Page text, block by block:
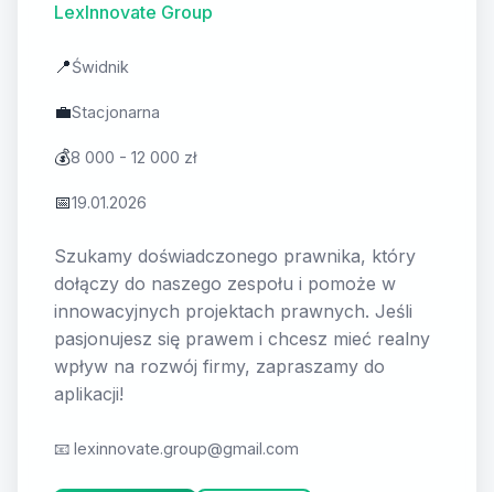
LexInnovate Group
📍Świdnik
💼Stacjonarna
💰8 000 - 12 000 zł
📅19.01.2026
Szukamy doświadczonego prawnika, który
dołączy do naszego zespołu i pomoże w
innowacyjnych projektach prawnych. Jeśli
pasjonujesz się prawem i chcesz mieć realny
wpływ na rozwój firmy, zapraszamy do
aplikacji!
📧 lexinnovate.group@gmail.com